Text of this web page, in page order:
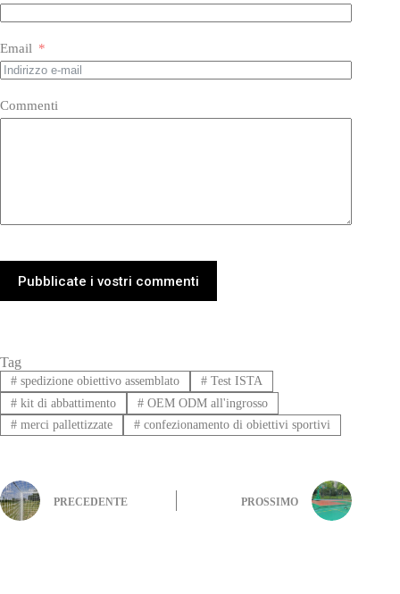
Email
Commenti
Pubblicate i vostri commenti
Tag
#spedizione obiettivo assemblato #Test ISTA
#kit di abbattimento #OEM ODM all'ingrosso
#merci pallettizzate #confezionamento di obiettivi sportivi
PRECEDENTE PROSSIMO